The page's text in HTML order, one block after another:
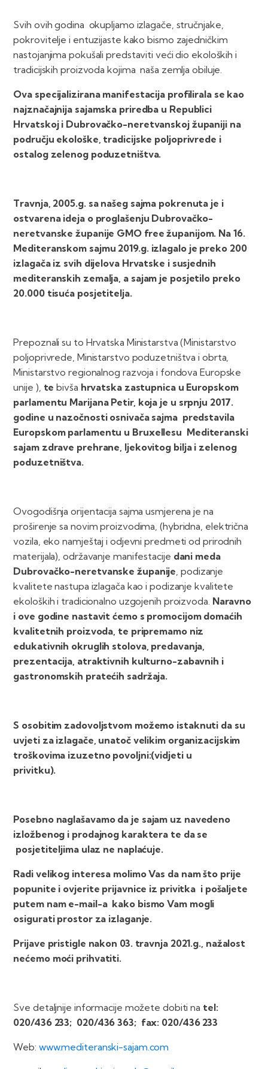
Svih ovih godina okupljamo izlagače, stručnjake,
pokrovitelje i entuzijaste kako bismo zajedničkim
nastojanjima pokušali predstaviti veći dio ekoloških i
tradicijskih proizvoda kojima naša zemlja obiluje.
Ova specijalizirana manifestacija profilirala se kao
najznačajnija sajamska priredba u Republici
Hrvatskoj i Dubrovačko-neretvanskoj županiji na
području ekološke, tradicijske poljoprivrede i
ostalog zelenog poduzetništva.
Travnja, 2005.g. sa našeg sajma pokrenuta je i
ostvarena ideja o proglašenju Dubrovačko-
neretvanske županije GMO free županijom. Na 16.
Mediteranskom sajmu 2019.g. izlagalo je preko 200
izlagača iz svih dijelova Hrvatske i susjednih
mediteranskih zemalja, a sajam je posjetilo preko
20.000 tisuća posjetitelja.
Prepoznali su to Hrvatska Ministarstva (Ministarstvo
poljoprivrede, Ministarstvo poduzetništva i obrta,
Ministarstvo regionalnog razvoja i fondova Europske
unije ), te bivša hrvatska zastupnica u Europskom
parlamentu Marijana Petir, koja je u srpnju 2017.
godine u nazočnosti osnivača sajma predstavila
Europskom parlamentu u Bruxellesu Mediteranski
sajam zdrave prehrane, ljekovitog bilja i zelenog
poduzetništva.
Ovogodišnja orijentacija sajma usmjerena je na
proširenje sa novim proizvodima, (hybridna, električna
vozila, eko namještaj i odjevni predmeti od prirodnih
materijala), održavanje manifestacije dani meda
Dubrovačko-neretvanske županije, podizanje
kvalitete nastupa izlagača kao i podizanje kvalitete
ekoloških i tradicionalno uzgojenih proizvoda. Naravno
i ove godine nastavit ćemo s promocijom domaćih
kvalitetnih proizvoda, te pripremamo niz
edukativnih okruglih stolova, predavanja,
prezentacija, atraktivnih kulturno-zabavnih i
gastronomskih pratećih sadržaja.
S osobitim zadovoljstvom možemo istaknuti da su
uvjeti za izlagače, unatoč velikim organizacijskim
troškovima izuzetno povoljni:(vidjeti u
privitku).
Posebno naglašavamo da je sajam uz navedeno
izložbenog i prodajnog karaktera te da se
posjetiteljima ulaz ne naplaćuje.
Radi velikog interesa molimo Vas da nam što prije
popunite i ovjerite prijavnice iz privitka i pošaljete
putem nam e-mail-a kako bismo Vam mogli
osigurati prostor za izlaganje.
Prijave pristigle nakon 03. travnja 2021.g., nažalost
nećemo moći prihvatiti.
Sve detaljnije informacije možete dobiti na tel:
020/436 233; 020/436 363; fax: 020/436 233
Web: www.mediteranski-sajam.com